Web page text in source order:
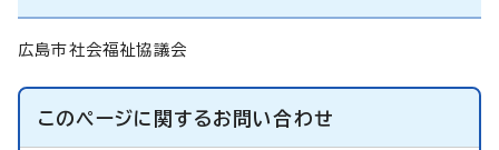
広島市社会福祉協議会
このページに関するお問い合わせ